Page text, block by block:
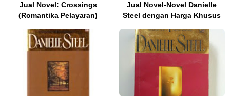
Jual Novel: Crossings
(Romantika Pelayaran)
Jual Novel-Novel Danielle
Steel dengan Harga Khusus